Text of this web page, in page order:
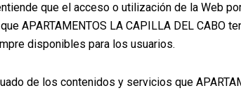
que el acceso o utilización de la Web
APARTAMENTOS LA CAPILLA DEL CABO
disponibles para los usuarios.
de los contenidos y servicios que